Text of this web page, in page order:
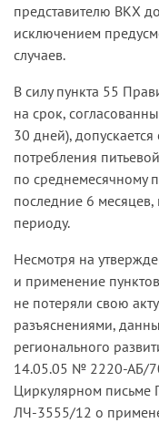
представителю ВКХ
исключением
случаев.
В силу пункта 55
на срок,
30 дней),
потребления
по среднемесячному
последние 6
периоду.
Несмотря на
и применение
не потеряли свою
разъяснениями,
регионального
14.05.05 № 2220-АБ/
Циркулярном письме
ЛЧ-3555/12 о